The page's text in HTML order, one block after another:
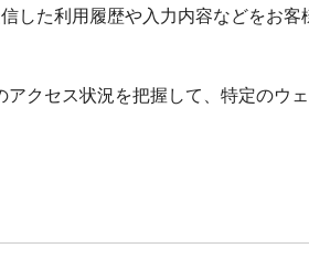
た利用履歴や入力内容などをお
クセス状況を把握して、特定のウ